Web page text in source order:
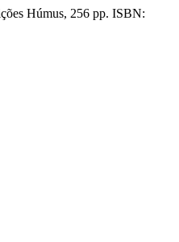
Húmus, 256 pp. ISBN: